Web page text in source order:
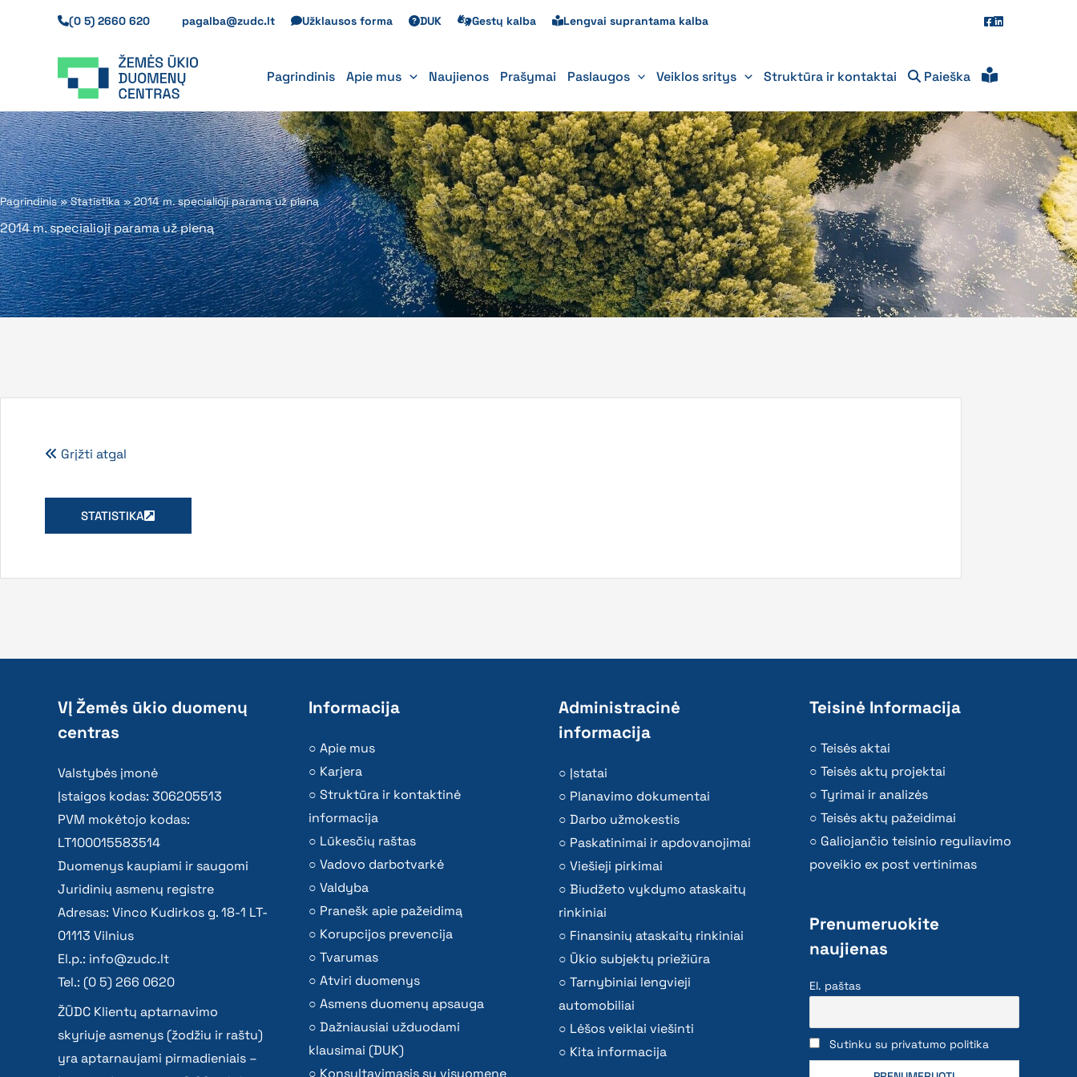
(0 5) 2660 620 pagalba@zudc.lt Užklausos forma DUK Gestų kalba Lengvai suprantama kalba
Pagrindinis Apie mus Naujienos Prašymai Paslaugos Veiklos sritys Struktūra ir kontaktai Paieška
Pagrindinis»Statistika»2014 m. specialioji parama už pieną
2014 m. specialioji parama už pieną
Grįžti atgal
STATISTIKA
VĮ Žemės ūkio duomenų
centras
Valstybės įmonė
Įstaigos kodas: 306205513
PVM mokėtojo kodas:
LT100015583514
Duomenys kaupiami ir saugomi
Juridinių asmenų registre
Adresas: Vinco Kudirkos g. 18-1 LT-
01113 Vilnius
El.p.: info@zudc.lt
Tel.: (0 5) 266 0620
ŽŪDC Klientų aptarnavimo
skyriuje asmenys (žodžiu ir raštu)
yra aptarnaujami pirmadieniais –
Informacija
Apie mus
Karjera
Struktūra ir kontaktinė
informacija
Lūkesčių raštas
Vadovo darbotvarkė
Valdyba
Pranešk apie pažeidimą
Korupcijos prevencija
Tvarumas
Atviri duomenys
Asmens duomenų apsauga
Dažniausiai užduodami
klausimai (DUK)
Administracinė
informacija
Įstatai
Planavimo dokumentai
Darbo užmokestis
Paskatinimai ir apdovanojimai
Viešieji pirkimai
Biudžeto vykdymo ataskaitų
rinkiniai
Finansinių ataskaitų rinkiniai
Ūkio subjektų priežiūra
Tarnybiniai lengvieji
automobiliai
Lėšos veiklai viešinti
Kita informacija
Teisinė Informacija
Teisės aktai
Teisės aktų projektai
Tyrimai ir analizės
Teisės aktų pažeidimai
Galiojančio teisinio reguliavimo
poveikio ex post vertinimas
Prenumeruokite
naujienas
El. paštas
Sutinku su privatumo politika